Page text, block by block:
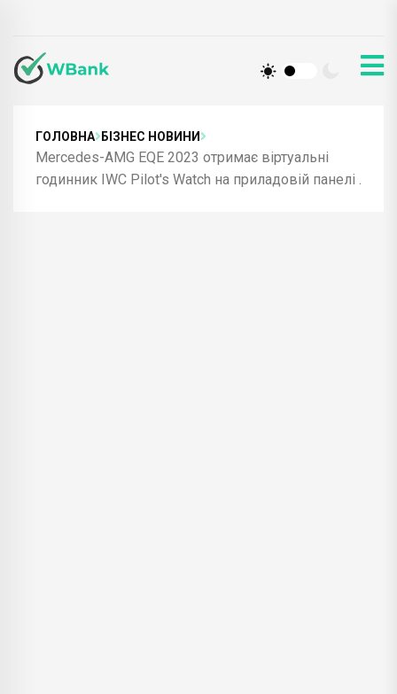
ГОЛОВНА БІЗНЕС НОВИНИ
Mercedes-AMG EQE 2023 отримає віртуальні
годинник IWC Pilot's Watch на приладовій панелі .